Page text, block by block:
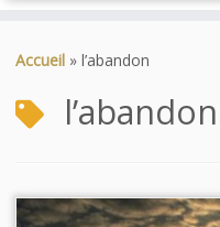
auAccueil » l’abandon
l’abandon